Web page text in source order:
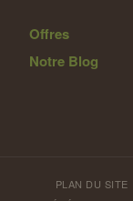
Offres
Notre Blog
PLAN DU SITE